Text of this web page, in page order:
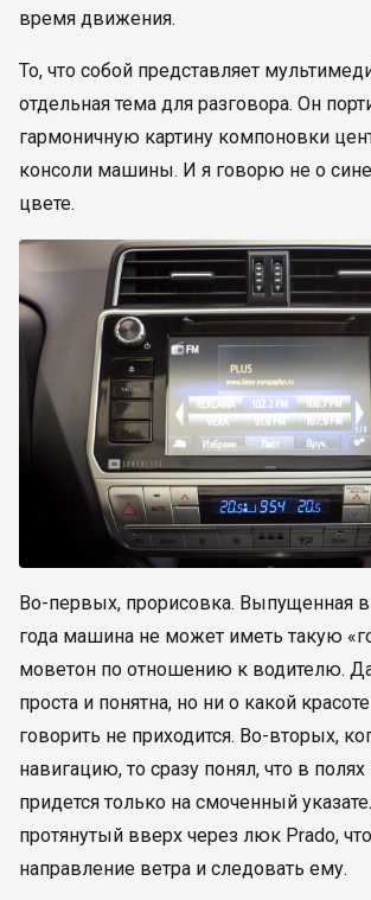
время движения.
То, что собой представляет
отдельная тема для разговора. Он
гармоничную картину компоновки
консоли машины. И я говорю не о
цвете.
Во-первых, прорисовка. Выпущенная
года машина не может иметь такую
моветон по отношению к водителю.
проста и понятна, но ни о какой
говорить не приходится. Во-вторых,
навигацию, то сразу понял, что в
придется только на смоченный
протянутый вверх через люк Prado,
направление ветра и следовать ему.